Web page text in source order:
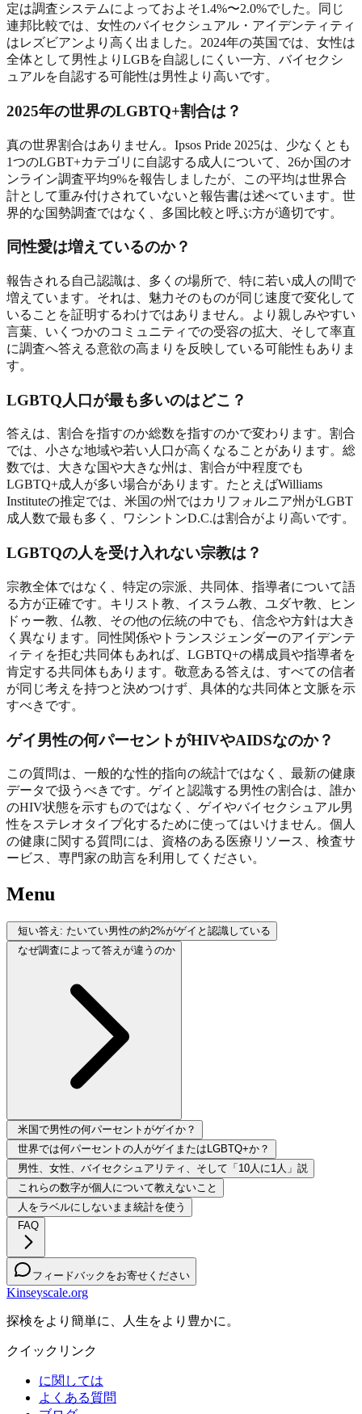
定は調査システムによっておよそ1.4%〜2.0%でした。同じ
連邦比較では、女性のバイセクシュアル・アイデンティティ
はレズビアンより高く出ました。2024年の英国では、女性は
全体として男性よりLGBを自認しにくい一方、バイセクシ
ュアルを自認する可能性は男性より高いです。
2025年の世界のLGBTQ+割合は？
真の世界割合はありません。Ipsos Pride 2025は、少なくとも
1つのLGBT+カテゴリに自認する成人について、26か国のオ
ンライン調査平均9%を報告しましたが、この平均は世界合
計として重み付けされていないと報告書は述べています。世
界的な国勢調査ではなく、多国比較と呼ぶ方が適切です。
同性愛は増えているのか？
報告される自己認識は、多くの場所で、特に若い成人の間で
増えています。それは、魅力そのものが同じ速度で変化して
いることを証明するわけではありません。より親しみやすい
言葉、いくつかのコミュニティでの受容の拡大、そして率直
に調査へ答える意欲の高まりを反映している可能性もありま
す。
LGBTQ人口が最も多いのはどこ？
答えは、割合を指すのか総数を指すのかで変わります。割合
では、小さな地域や若い人口が高くなることがあります。総
数では、大きな国や大きな州は、割合が中程度でも
LGBTQ+成人が多い場合があります。たとえばWilliams
Instituteの推定では、米国の州ではカリフォルニア州がLGBT
成人数で最も多く、ワシントンD.C.は割合がより高いです。
LGBTQの人を受け入れない宗教は？
宗教全体ではなく、特定の宗派、共同体、指導者について語
る方が正確です。キリスト教、イスラム教、ユダヤ教、ヒン
ドゥー教、仏教、その他の伝統の中でも、信念や方針は大き
く異なります。同性関係やトランスジェンダーのアイデンテ
ィティを拒む共同体もあれば、LGBTQ+の構成員や指導者を
肯定する共同体もあります。敬意ある答えは、すべての信者
が同じ考えを持つと決めつけず、具体的な共同体と文脈を示
すべきです。
ゲイ男性の何パーセントがHIVやAIDSなのか？
この質問は、一般的な性的指向の統計ではなく、最新の健康
データで扱うべきです。ゲイと認識する男性の割合は、誰か
のHIV状態を示すものではなく、ゲイやバイセクシュアル男
性をステレオタイプ化するために使ってはいけません。個人
の健康に関する質問には、資格のある医療リソース、検査サ
ービス、専門家の助言を利用してください。
Menu
短い答え: たいてい男性の約2%がゲイと認識している
なぜ調査によって答えが違うのか
米国で男性の何パーセントがゲイか？
世界では何パーセントの人がゲイまたはLGBTQ+か？
男性、女性、バイセクシュアリティ、そして「10人に1人」説
これらの数字が個人について教えないこと
人をラベルにしないまま統計を使う
FAQ
フィードバックをお寄せください
Kinseyscale.org
探検をより簡単に、人生をより豊かに。
クイックリンク
に関しては
よくある質問